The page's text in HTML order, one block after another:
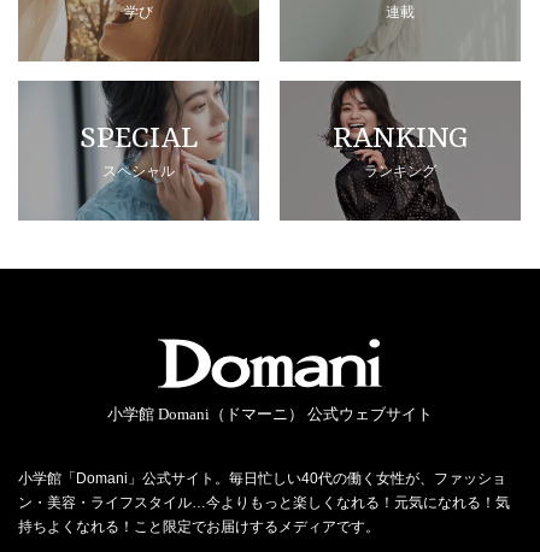
学び 連載
SPECIAL
スペシャル
RANKING
ランキング
小学館 Domani（ドマーニ） 公式ウェブサイト
小学館「Domani」公式サイト。毎日忙しい40代の働く女性が、ファッショ
ン・美容・ライフスタイル…今よりもっと楽しくなれる！元気になれる！気
持ちよくなれる！こと限定でお届けするメディアです。